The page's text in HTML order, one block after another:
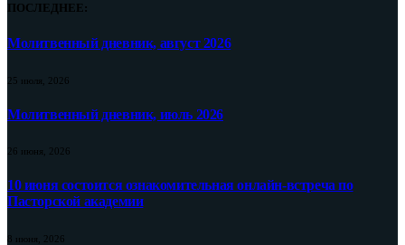
ПОСЛЕДНЕЕ:
Молитвенный дневник, август 2026
25 июля, 2026
Молитвенный дневник, июль 2026
26 июня, 2026
10 июня состоится ознакомительная онлайн-встреча по
Пасторской академии
8 июня, 2026